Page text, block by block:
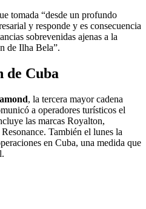
tomada “desde un profundo
y responde y es consecuencia
sobrevenidas ajenas a la
de Ilha Bela”.
de Cuba
, la tercera mayor cadena
a operadores turísticos el
las marcas Royalton,
También el lunes la
en Cuba, una medida que